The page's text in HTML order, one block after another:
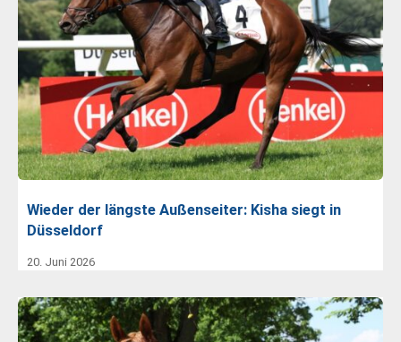
Wieder der längste Außenseiter: Kisha siegt in
Düsseldorf
20. Juni 2026